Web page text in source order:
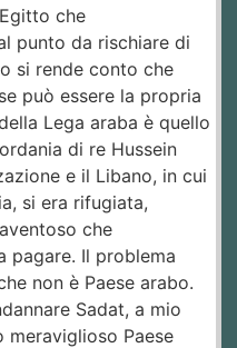
che
punto da rischiare di
si rende conto che
può essere la propria
Lega araba è quello
di re Hussein
e il Libano, in cui
si era rifugiata,
che
pagare. Il problema
non è Paese arabo.
Sadat, a mio
meraviglioso Paese